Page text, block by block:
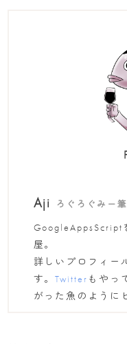
Aji ろぐろぐみー
GoogleAppsScript
屋。
詳しいプロフィー
す。Twitter もやっ
がった魚のように